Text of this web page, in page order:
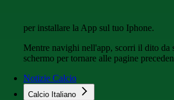
per installare la App sul tuo Iphone.
Mentre navighi nell'app, scorri il dito da
schermo per tornare alle pagine
Notizie Calcio
Calcio Italiano